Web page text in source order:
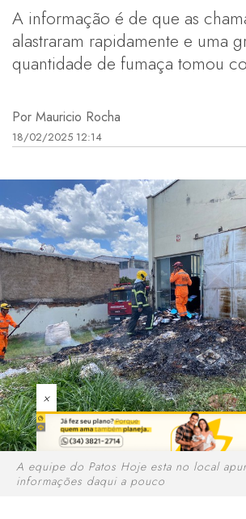
A informação é de que as
alastraram rapidamente e uma
quantidade de fumaça tomou
Por Mauricio Rocha
18/02/2025 12:14
×
A equipe do Patos Hoje esta no local
informações daqui a pouco